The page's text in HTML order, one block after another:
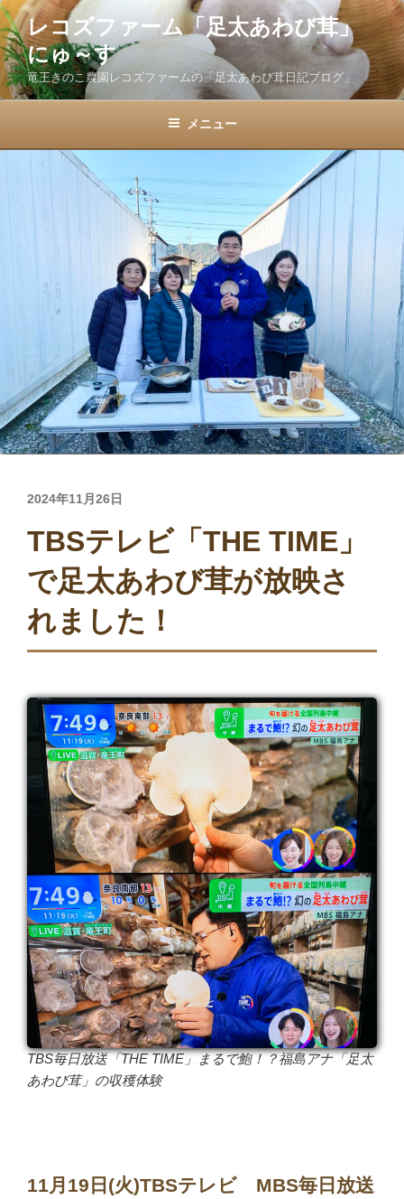
コ
ン
テ
ン
ツ
レコズファーム「足太あわび茸」
にゅ～す
竜王きのこ農園レコズファームの「足太あわび茸日記ブログ」
メニュー
投
日:
2024年11月26日
TBSテレビ「THE TIME」
で足太あわび茸が放映さ
れました！
TBS毎日放送「THE TIME」まるで鮑！？福島アナ「足太
あわび茸」の収穫体験
11月19日(火)TBSテレビ MBS毎日放送